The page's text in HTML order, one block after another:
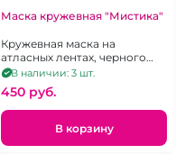
Маска кружевная "Мистика"
Кружевная маска на
атласных лентах, черного
цвета
В наличии: 3 шт.
450 pуб.
В корзину